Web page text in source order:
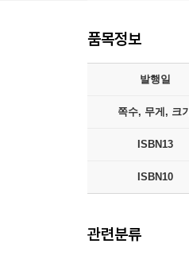
품목정보
발행일
쪽수, 무게, 크기
ISBN13
ISBN10
관련분류